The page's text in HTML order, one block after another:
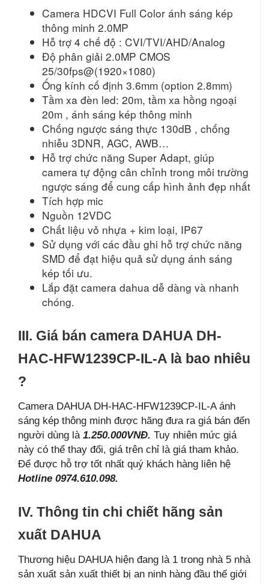
Camera HDCVI Full Color ánh sáng kép
thông minh 2.0MP
Hỗ trợ 4 chế độ : CVI/TVI/AHD/Analog
Độ phân giải 2.0MP CMOS
25/30fps@(1920×1080)
Ống kính cố định 3.6mm (option 2.8mm)
Tầm xa đèn led: 20m, tầm xa hồng ngoại
20m , ánh sáng kép thông minh
Chống ngược sáng thực 130dB , chống
nhiễu 3DNR, AGC, AWB…
Hỗ trợ chức năng Super Adapt, giúp
camera tự động cân chỉnh trong môi trường
ngược sáng để cung cấp hình ảnh đẹp nhất
Tích hợp mic
Nguồn 12VDC
Chất liệu vỏ nhựa + kim loại, IP67
Sử dụng với các đầu ghi hỗ trợ chức năng
SMD để đạt hiệu quả sử dụng ánh sáng
kép tối ưu.
Lắp đặt camera dahua dễ dàng và nhanh
chóng.
III. Giá bán camera DAHUA DH-
HAC-HFW1239CP-IL-A là bao nhiêu
?
Camera DAHUA DH-HAC-HFW1239CP-IL-A ánh
sáng kép thông minh được hãng đưa ra giá bán đến
người dùng là 1.250.000VNĐ. Tuy nhiên mức giá
này có thể thay đổi, giá trên chỉ là giá tham khảo.
Để được hỗ trợ tốt nhất quý khách hàng liên hệ
Hotline 0974.610.098.
IV. Thông tin chi chiết hãng sản
xuất DAHUA
Thương hiệu DAHUA hiện đang là 1 trong nhà 5 nhà
sản xuất sản xuất thiết bị an ninh hàng đầu thế giới